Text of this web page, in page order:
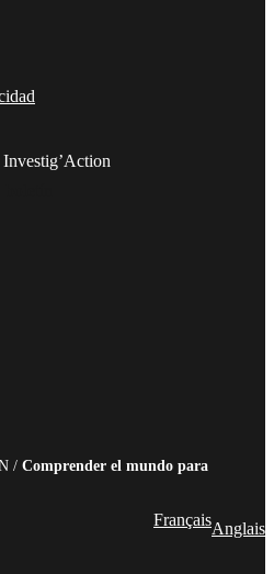
/ Comprender el mundo para
FrançaisAnglais